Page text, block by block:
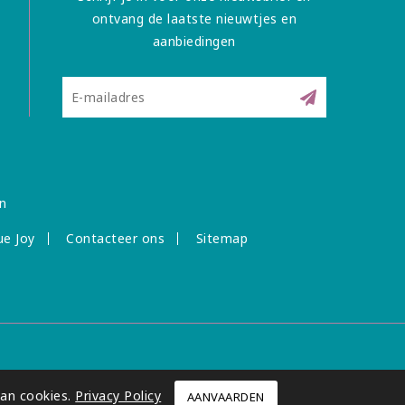
ontvang de laatste nieuwtjes en
aanbiedingen
Joy Contacteer ons Sitemap
cookies. Privacy Policy AANVAARDEN